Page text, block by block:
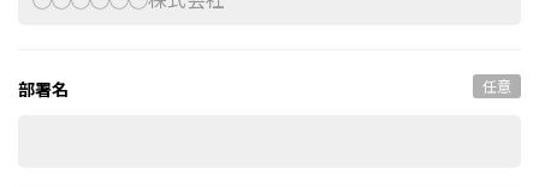
部署名 任意